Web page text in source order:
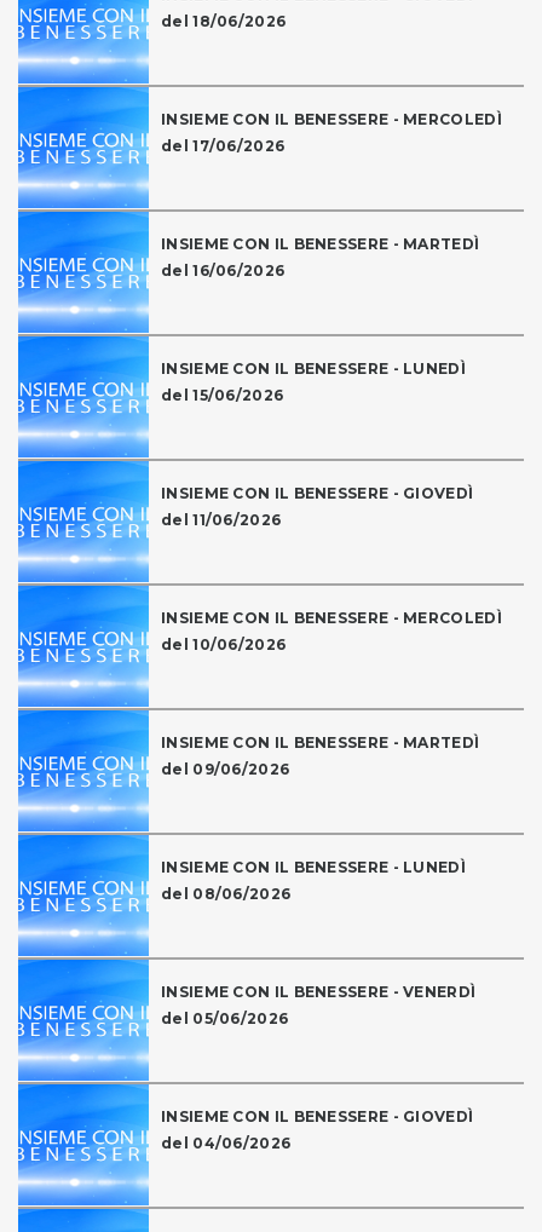
del 18/06/2026
INSIEME CON IL BENESSERE - MERCOLEDÌ
del 17/06/2026
INSIEME CON IL BENESSERE - MARTEDÌ
del 16/06/2026
INSIEME CON IL BENESSERE - LUNEDÌ
del 15/06/2026
INSIEME CON IL BENESSERE - GIOVEDÌ
del 11/06/2026
INSIEME CON IL BENESSERE - MERCOLEDÌ
del 10/06/2026
INSIEME CON IL BENESSERE - MARTEDÌ
del 09/06/2026
INSIEME CON IL BENESSERE - LUNEDÌ
del 08/06/2026
INSIEME CON IL BENESSERE - VENERDÌ
del 05/06/2026
INSIEME CON IL BENESSERE - GIOVEDÌ
del 04/06/2026